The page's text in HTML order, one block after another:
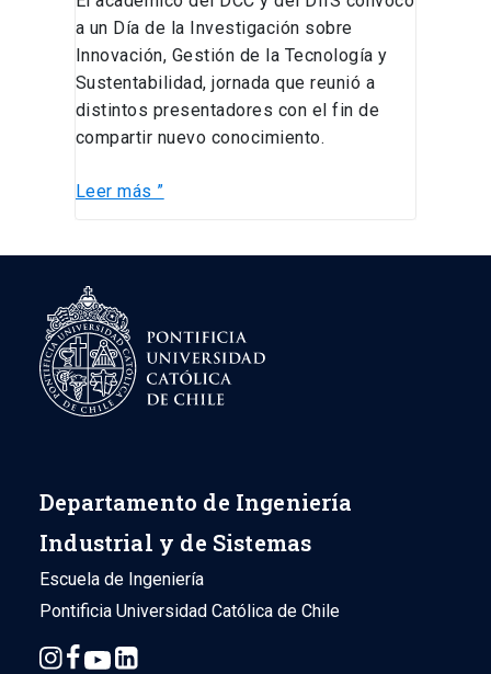
a un Día de la Investigación sobre
Innovación, Gestión de la Tecnología y
Sustentabilidad, jornada que reunió a
distintos presentadores con el fin de
compartir nuevo conocimiento.
Leer más ”
Departamento de Ingeniería
Industrial y de Sistemas
Escuela de Ingeniería
Pontificia Universidad Católica de Chile